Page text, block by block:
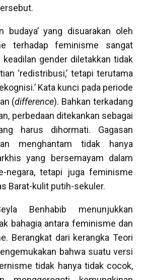
budaya’ yang disuarakan oleh
terhadap feminisme sangat
gender diletakkan tidak
‘redistribusi,’ tetapi terutama
Kata kunci pada periode
(difference). Bahkan terkadang
perbedaan ditekankan sebagai
harus dihormati. Gagasan
menghantam tidak hanya
yang bersemayam dalam
negara, tetapi juga feminisme
Barat-kulit putih-sekuler.
Benhabib menunjukkan
bahagia antara feminisme dan
Berangkat dari kerangka Teori
bahwa suatu versi
tidak hanya tidak cocok,